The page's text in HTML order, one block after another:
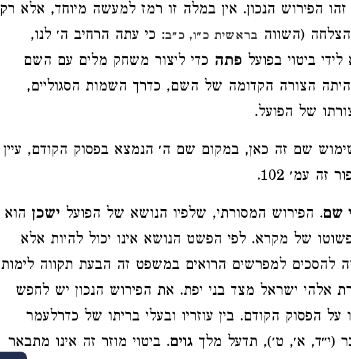
זהו הפירוש הנכון. אין במלה זו רמז למעשה מיוחד, אלא רק
(השווה בראשית כ״ו, כ״ב: כי עתה הרחיב ה׳ לנו,
ביטוי בפועל פתה כדי ליצור משחק מלים עם השם
הצורה הקדומה של השם, כדרך השמות הסגוליים,
של הפועל.
שם זה כאן, במקום שם ה׳ הנמצא בפסוק הקודם, עיין
עמ׳ 102.
שם. הפירוש המסורתי, שלפיו הנושא של הפועל ישכן הוא
של מקרא. לפי הפשט הנושא אינו יכול להיות אלא
להסכים למפרשים הרואים במשפט זה הבעת תקווה לימות
אלהי ישראל מצד בני יפת. את הפירוש הנכון יש לחפש
על הפסוק הקודם. בין עוזריו ובעלי בריתו של כדרלעמר
(י״ד, א׳, ט׳), תדעל מלך גוים. ביטוי מוזר זה אינו מתבאר